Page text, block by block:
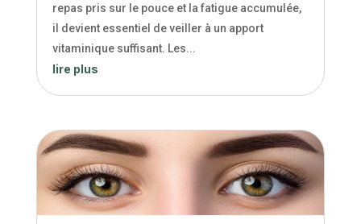
repas pris sur le pouce et la fatigue accumulée,
il devient essentiel de veiller à un apport
vitaminique suffisant. Les...
lire plus